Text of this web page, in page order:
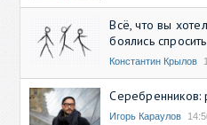
Всё, что вы
боялись спросить
Константин Крылов
Серебренников:
Игорь Караулов